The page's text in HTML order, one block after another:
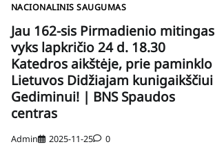
NACIONALINIS SAUGUMAS
Jau 162-sis Pirmadienio mitingas
vyks lapkričio 24 d. 18.30
Katedros aikštėje, prie paminklo
Lietuvos Didžiajam kunigaikščiui
Gediminui! | BNS Spaudos
centras
Admin 2025-11-25 0